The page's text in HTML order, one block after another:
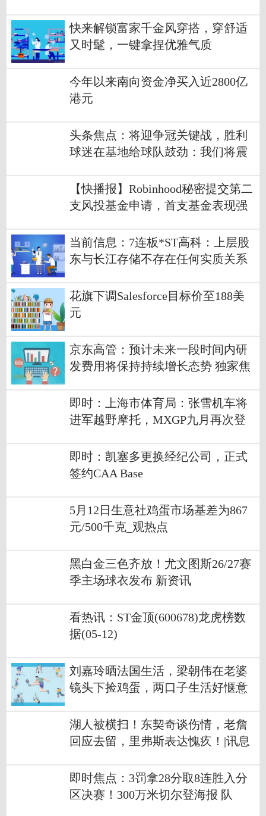
快来解锁富家千金风穿搭，穿舒适
又时髦，一键拿捏优雅气质
今年以来南向资金净买入近2800亿
港元
头条焦点：将迎争冠关键战，胜利
球迷在基地给球队鼓劲：我们将震
【快播报】Robinhood秘密提交第二
支风投基金申请，首支基金表现强
当前信息：7连板*ST高科：上层股
东与长江存储不存在任何实质关系
花旗下调Salesforce目标价至188美
元
京东高管：预计未来一段时间内研
发费用将保持持续增长态势 独家焦
即时：上海市体育局：张雪机车将
进军越野摩托，MXGP九月再次登
即时：凯塞多更换经纪公司，正式
签约CAA Base
5月12日生意社鸡蛋市场基差为867
元/500千克_观热点
黑白金三色齐放！尤文图斯26/27赛
季主场球衣发布 新资讯
看热讯：ST金顶(600678)龙虎榜数
据(05-12)
刘嘉玲晒法国生活，梁朝伟在老婆
镜头下捡鸡蛋，两口子生活好惬意
湖人被横扫！东契奇谈伤情，老詹
回应去留，里弗斯表达愧疚！|讯息
即时焦点：3罚拿28分取8连胜入分
区决赛！300万米切尔登海报 队